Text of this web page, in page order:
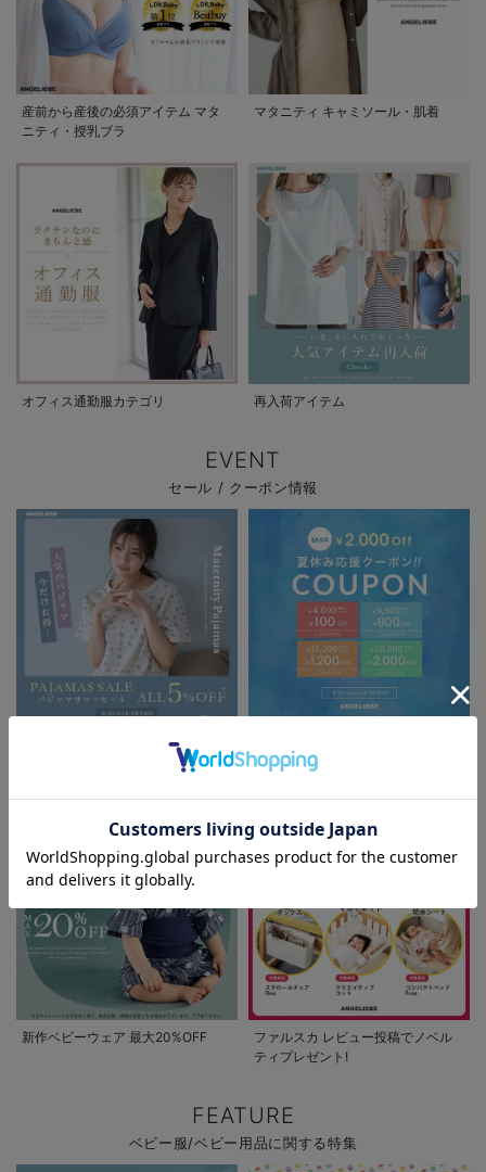
産前から産後の必須アイテム マタ
ニティ・授乳ブラ
マタニティ キャミソール・肌着
オフィス通勤服カテゴリ 再入荷アイテム
EVENT
セール / クーポン情報
パジャマサマーセール全品5%OFF
夏休み応援クーポン MAX2,000円
OFF
新作ベビーウェア 最大20%OFF
ファルスカ レビュー投稿でノベル
ティプレゼント!
FEATURE
ベビー服/ベビー用品に関する特集